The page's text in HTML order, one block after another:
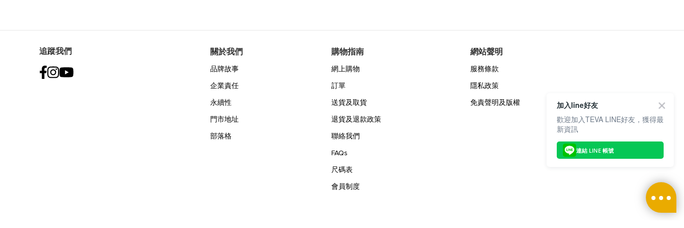
追蹤我們 關於我們
品牌故事
企業責任
永續性
門市地址
部落格
購物指南
網上購物
訂單
送貨及取貨
退貨及退款政策
聯絡我們
FAQs
尺碼表
會員制度
網站聲明
服務條款
隱私政策
免責聲明及版權
加入line好友
歡迎加入TEVA LINE好友，獲得最
新資訊
連結 LINE 帳號